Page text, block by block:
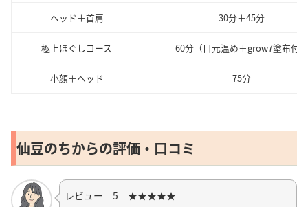
ヘッド＋首肩 30分＋45分
極上ほぐしコース 60分（目元温め＋grow7塗布付）
小顔＋ヘッド 75分
仙豆のちからの評価・口コミ
レビュー 5 ★★★★★